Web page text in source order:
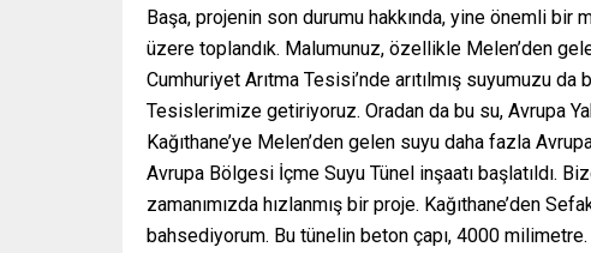
Başa, projenin son durumu hakkında, yine önemli
üzere toplandık. Malumunuz, özellikle Melen’den
Cumhuriyet Arıtma Tesisi’nde arıtılmış suyumuzu
Tesislerimize getiriyoruz. Oradan da bu su, Avrupa
Kağıthane’ye Melen’den gelen suyu daha fazla
Avrupa Bölgesi İçme Suyu Tünel inşaatı başlatıldı.
zamanımızda hızlanmış bir proje. Kağıthane’den
bahsediyorum. Bu tünelin beton çapı, 4000